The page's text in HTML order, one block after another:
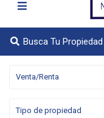
Busca Tu Propiedad
Venta/Renta
Tipo de propiedad